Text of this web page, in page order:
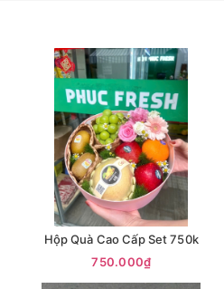
Hộp Quà Cao Cấp Set 750k
750.000₫